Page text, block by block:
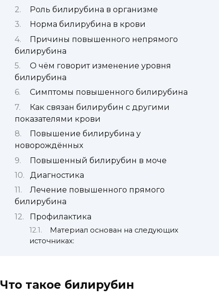
Роль билирубина в организме
Норма билирубина в крови
Причины повышенного непрямого
билирубина
О чём говорит изменение уровня
билирубина
Симптомы повышенного билирубина
Как связан билирубин с другими
показателями крови
Повышение билирубина у
новорождённых
Повышенный билирубин в моче
Диагностика
Лечение повышенного прямого
билирубина
Профилактика
Материал основан на следующих
источниках:
Что такое билирубин